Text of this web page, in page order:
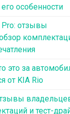
особенности
Pro: отзывы
это за
от KIA Rio
и тест-